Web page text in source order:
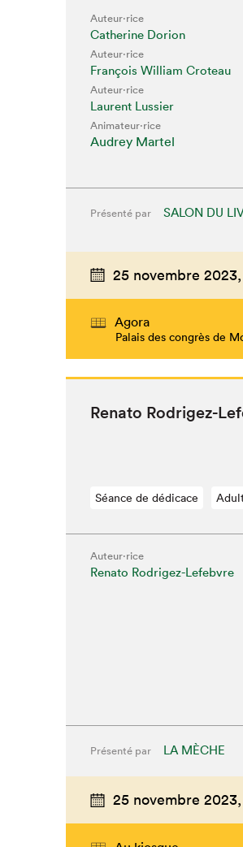
Auteur·rice
Catherine Dorion
Auteur·rice
François William Croteau
Auteur·rice
Laurent Lussier
Animateur⋅rice
Audrey Martel
Présenté par SALON DU
25 novembre 2023,
Agora
Palais des congrès de
Rena­to Rodrigez-
Séance de dédicace
Auteur·rice
Renato Rodrigez-Lefebvre
Présenté par LA MÈCHE
25 novembre 2023,